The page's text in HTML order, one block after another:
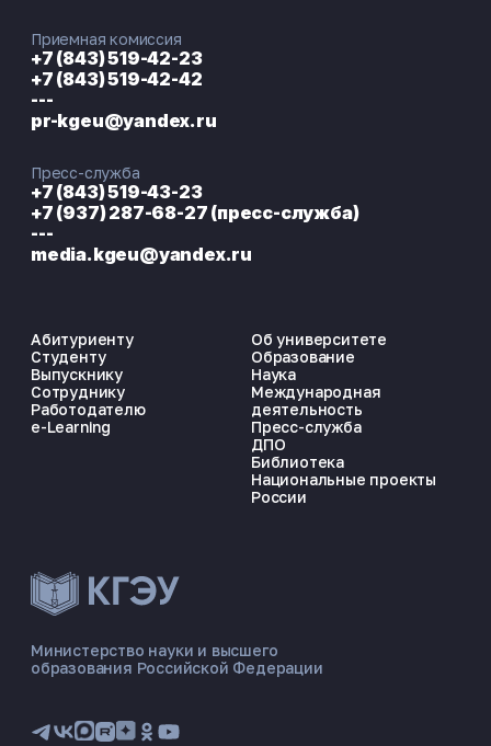
ЭНЕРГОКОД — ПОМОЩНИК КГЭУ
📋 Приёмная комиссия
🏠 Общежитие
Министерство науки и высшего
образования Российской Федерации
Абитуриенту
Студенту
Выпускнику
Сотруднику
Работодателю
e-Learning
Об университете
Образование
Наука
Международная
деятельность
Пресс-служба
ДПО
Библиотека
Национальные проекты
России
Приемная комиссия
+7 (843) 519-42-23
+7 (843) 519-42-42
---
pr-kgeu@yandex.ru
Пресс-служба
+7 (843) 519-43-23
+7 (937) 287-68-27 (пресс-служба)
---
media.kgeu@yandex.ru